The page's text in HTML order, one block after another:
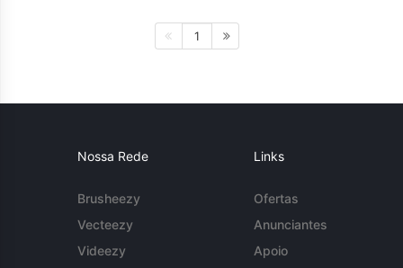
1
Nossa Rede
Brusheezy
Vecteezy
Videezy
Links
Ofertas
Anunciantes
Apoio